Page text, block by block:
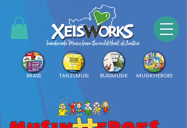
BRASS TANZLMUSI BLASMUSIK MUSIKHEROES